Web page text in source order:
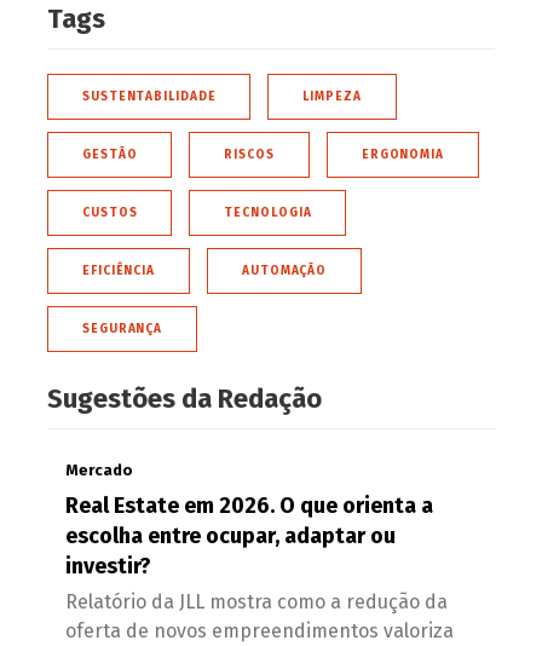
Tags
SUSTENTABILIDADE LIMPEZA
GESTÃO RISCOS ERGONOMIA
CUSTOS TECNOLOGIA
EFICIÊNCIA AUTOMAÇÃO
SEGURANÇA
Sugestões da Redação
Mercado
Real Estate em 2026. O que orienta a
escolha entre ocupar, adaptar ou
investir?
Relatório da JLL mostra como a redução da
oferta de novos empreendimentos valoriza